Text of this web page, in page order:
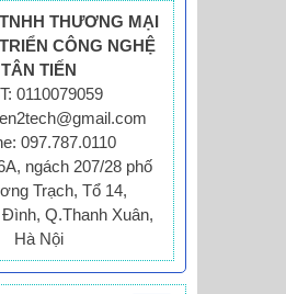
THƯƠNG MẠI
CÔNG NGHỆ
TÂN TIẾN
0110079059
097.787.0110
ngách 207/28 phố
Trạch, Tổ 14,
Q.Thanh Xuân,
Hà Nội